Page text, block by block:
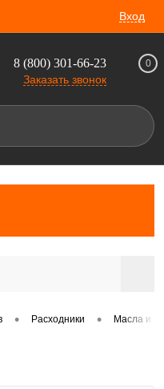
Вход
8 (800) 301-66-23
Заказать звонок
0
• Расходники • Масла и